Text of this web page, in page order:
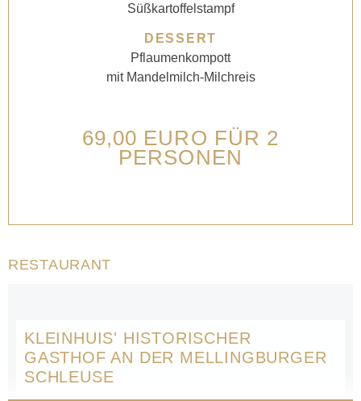
Süßkartoffelstampf
DESSERT
Pflaumenkompott
mit Mandelmilch-Milchreis
69,00 EURO FÜR 2
PERSONEN
RESTAURANT
KLEINHUIS' HISTORISCHER
GASTHOF AN DER MELLINGBURGER
SCHLEUSE